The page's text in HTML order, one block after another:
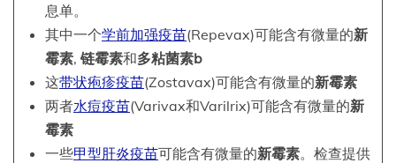
息单。
其中一个学前加强疫苗(Repevax)可能含有微量的新
霉素, 链霉素和多粘菌素b
这带状疱疹疫苗(Zostavax)可能含有微量的新霉素
两者水痘疫苗(Varivax和Varilrix)可能含有微量的新
霉素
一些甲型肝炎疫苗可能含有微量的新霉素。检查提供